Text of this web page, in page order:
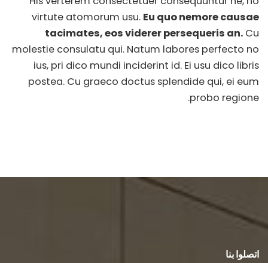
virtute atomorum usu. Eu quo nemore causae
tacimates, eos viderer persequeris an. Cu
molestie consulatu qui. Natum labores perfecto no
ius, pri dico mundi inciderint id. Ei usu dico libris
postea. Cu graeco doctus splendide qui, ei eum
probo regione.
اتصلوا بنا